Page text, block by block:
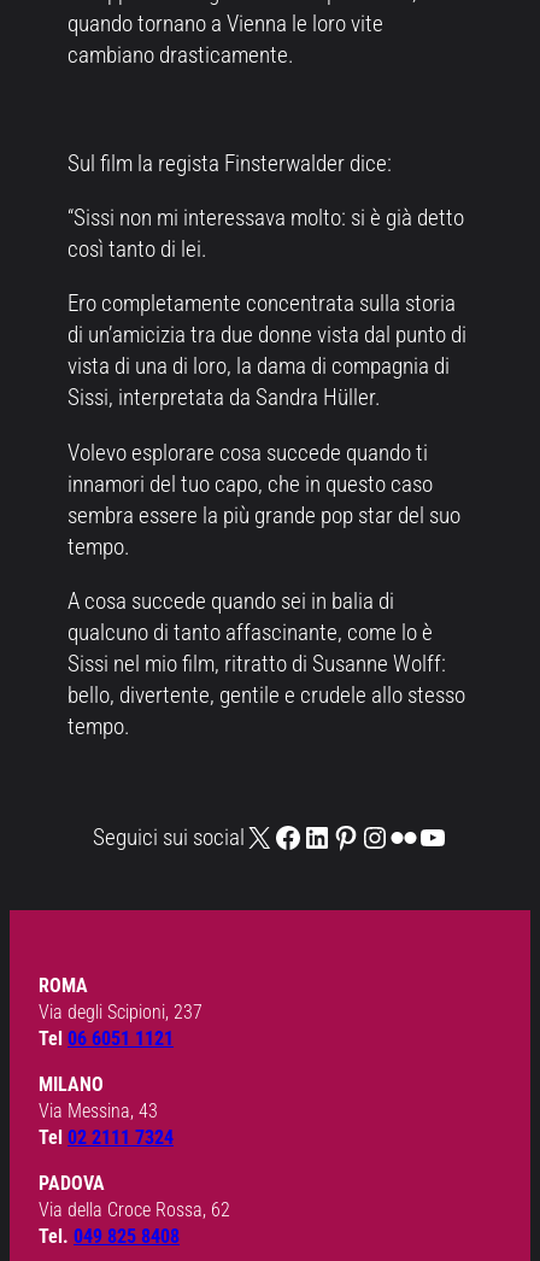
quando tornano a Vienna le loro vite
cambiano drasticamente.
Sul film la regista Finsterwalder dice:
“Sissi non mi interessava molto: si è già detto
così tanto di lei.
Ero completamente concentrata sulla storia
di un’amicizia tra due donne vista dal punto di
vista di una di loro, la dama di compagnia di
Sissi, interpretata da Sandra Hüller.
Volevo esplorare cosa succede quando ti
innamori del tuo capo, che in questo caso
sembra essere la più grande pop star del suo
tempo.
A cosa succede quando sei in balia di
qualcuno di tanto affascinante, come lo è
Sissi nel mio film, ritratto di Susanne Wolff:
bello, divertente, gentile e crudele allo stesso
tempo.
Seguici sui socialX Facebook
LinkedIn
Pinterest
Instagram
FlickrYouTube
ROMA
Via degli Scipioni, 237
Tel 06 6051 1121
MILANO
Via Messina, 43
Tel 02 2111 7324
PADOVA
Via della Croce Rossa, 62
Tel. 049 825 8408